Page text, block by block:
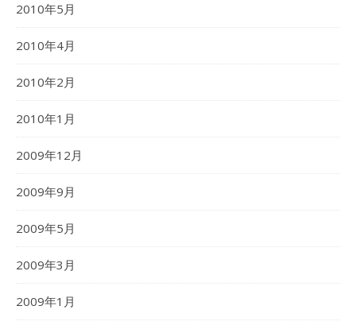
2010年5月
2010年4月
2010年2月
2010年1月
2009年12月
2009年9月
2009年5月
2009年3月
2009年1月